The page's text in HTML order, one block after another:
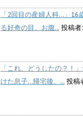
「2回目の産婦人科…」16
る好奇の目。お腹... 投稿者:
「これ、どうしたの？！
けた息子…帰宅後、... 投稿